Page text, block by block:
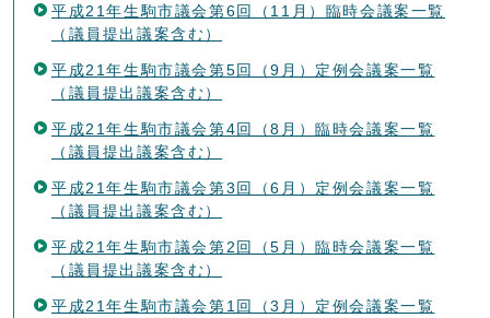
平成21年生駒市議会第6回（11月）臨時会議案一覧
（議員提出議案含む）
平成21年生駒市議会第5回（9月）定例会議案一覧
（議員提出議案含む）
平成21年生駒市議会第4回（8月）臨時会議案一覧
（議員提出議案含む）
平成21年生駒市議会第3回（6月）定例会議案一覧
（議員提出議案含む）
平成21年生駒市議会第2回（5月）臨時会議案一覧
（議員提出議案含む）
平成21年生駒市議会第1回（3月）定例会議案一覧